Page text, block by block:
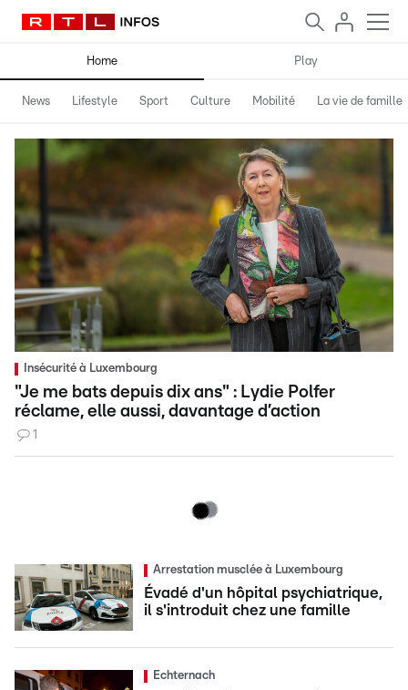
Home Play
News Lifestyle Sport Culture Mobilité La vie de famille
Insécurité à Luxembourg
"Je me bats depuis dix ans" : Lydie Polfer
réclame, elle aussi, davantage d’action
1
Arrestation musclée à Luxembourg
Évadé d'un hôpital psychiatrique,
il s'introduit chez une famille
Echternach